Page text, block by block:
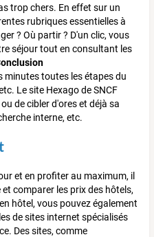
trop chers. En effet sur un
rubriques essentielles à
? Où partir ? D'un clic, vous
séjour tout en consultant les
minutes toutes les étapes du
Le site Hexago de SNCF
de cibler d'ores et déjà sa
interne, etc.
et en profiter au maximum, il
comparer les prix des hôtels,
hôtel, vous pouvez également
de sites internet spécialisés
Des sites, comme